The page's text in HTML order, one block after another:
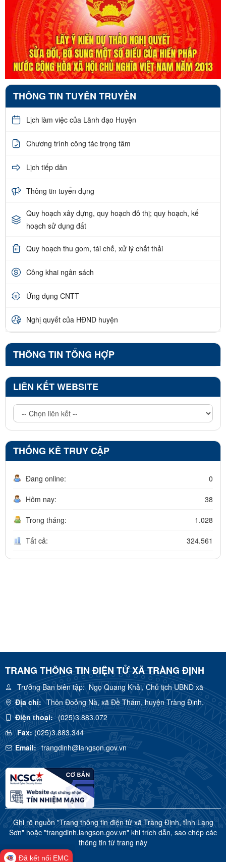
THÔNG TIN TUYÊN TRUYỀN
Lịch làm việc của Lãnh đạo Huyện
Chương trình công tác trọng tâm
Lịch tiếp dân
Thông tin tuyển dụng
Quy hoạch xây dựng, quy hoạch đô thị; quy hoạch, kế
hoạch sử dụng đất
Quy hoạch thu gom, tái chế, xử lý chất thải
Công khai ngân sách
Ứng dụng CNTT
Nghị quyết của HĐND huyện
THÔNG TIN TỔNG HỢP
LIÊN KẾT WEBSITE
THỐNG KÊ TRUY CẬP
Đang online: 0
Hôm nay: 38
Trong tháng: 1.028
Tất cả: 324.561
TRANG THÔNG TIN ĐIỆN TỬ XÃ TRÀNG ĐỊNH
Trưởng Ban biên tập:Ngọ Quang Khải, Chủ tịch UBND xã
Địa chỉ: Thôn Đoỏng Nà, xã Đề Thám, huyện Tràng Định.
Điện thoại: (025)3.883.072
Fax:(025)3.883.344
Email: trangdinh@langson.gov.vn
Ghi rõ nguồn "Trang thông tin điện tử xã Tràng Định, tỉnh Lạng
Sơn" hoặc "trangdinh.langson.gov.vn" khi trích dẫn, sao chép các
thông tin từ trang này
Đã kết nối EMC